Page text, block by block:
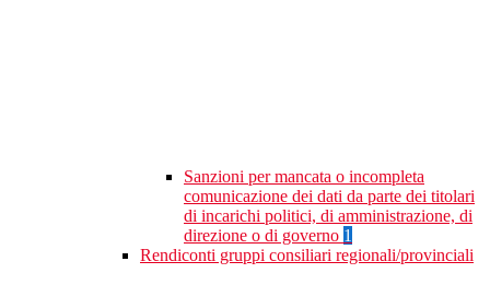
Sanzioni per mancata o incompleta
comunicazione dei dati da parte dei titolari
di incarichi politici, di amministrazione, di
direzione o di governo 1
Rendiconti gruppi consiliari regionali/provinciali